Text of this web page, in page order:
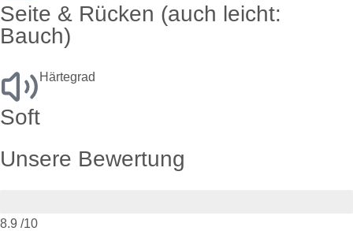
Seite & Rücken (auch leicht:
Bauch)
Härtegrad
Soft
Unsere Bewertung
8.9 /10